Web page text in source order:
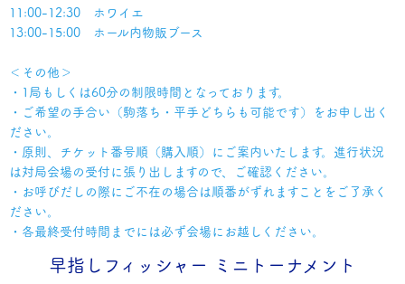
11:00-12:30 ホワイエ
13:00-15:00 ホール内物販ブース
＜その他＞
・1局もしくは60分の制限時間となっております。
・ご希望の手合い（駒落ち・平手どちらも可能です）をお申し出く
ださい。
・原則、チケット番号順（購入順）にご案内いたします。進行状況
は対局会場の受付に張り出しますので、ご確認ください。
・お呼びだしの際にご不在の場合は順番がずれますことをご了承く
ださい。
・各最終受付時間までには必ず会場にお越しください。
早指しフィッシャー ミニトーナメント